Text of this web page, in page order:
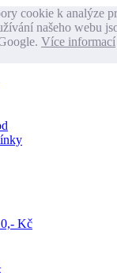
cookie k analýze
našeho webu
Více informací
0,- Kč